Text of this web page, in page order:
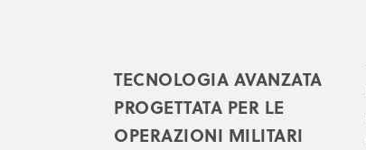
TECNOLOGIA AVANZATA
PROGETTATA PER LE
OPERAZIONI MILITARI